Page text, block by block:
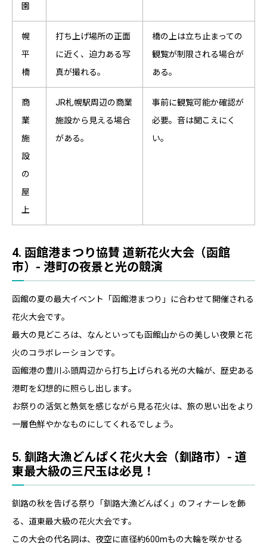
園
幌
平
橋
打ち上げ場所の正面
に近く、迫力ある写
真が撮れる。
橋の上は立ち止まっての
観覧が制限される場合が
ある。
商
業
施
設
の
屋
上
JR札幌駅周辺の商業
施設から見える場合
がある。
事前に観覧可能か確認が
必要。音は聞こえにく
い。
4. 函館港まつり協賛 道新花火大会（函館
市）- 港町の夜景と光の競演
函館の夏の最大イベント「函館港まつり」に合わせて開催される
花火大会です。
最大の見どころは、なんといっても函館山からの美しい夜景と花
火のコラボレーションです。
函館港の豊川ふ頭周辺から打ち上げられる光の大輪が、歴史ある
港町を幻想的に照らし出します。
お祭りの活気と熱気を感じながら見る花火は、旅の思い出をより
一層色鮮やかなものにしてくれるでしょう。
5. 釧路大漁どんぱく花火大会（釧路市）- 道
東最大級の三尺玉は必見！
釧路の秋を告げる祭り「釧路大漁どんぱく」のフィナーレを飾
る、道東最大級の花火大会です。
この大会の代名詞は、夜空に直径約600mもの大輪を咲かせる